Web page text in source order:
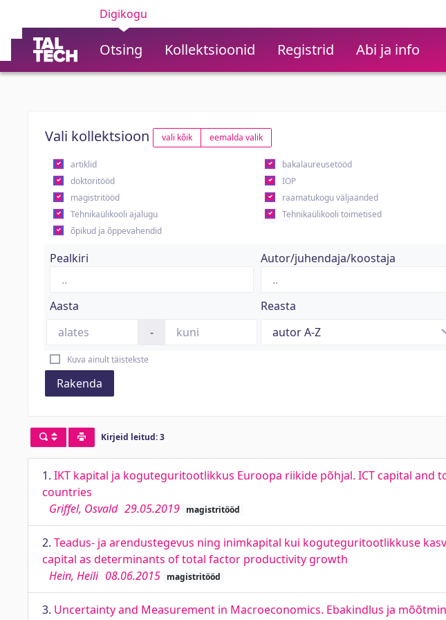
Digikogu
Otsing Kollektsioonid Registrid Abi ja info
Vali kollektsioon vali kõik eemalda valik
artiklid bakalaureusetööd
doktoritööd
IOP
magistritööd
raamatukogu väljaanded
Tehnikaülikooli ajalugu
Tehnikaülikooli toimetised
õpikud ja õppevahendid
Pealkiri Autor/juhendaja/koostaja
Aasta
-
Reasta
Kuva ainult täistekste
Rakenda
Kirjeid leitud: 3
1. IKT kapital ja koguteguritootlikkus Euroopa riikide põhjal. ICT capital and
countries
Griffel, Osvald 29.05.2019 magistritööd
2. Teadus- ja arendustegevus ning inimkapital kui koguteguritootlikkuse
capital as determinants of total factor productivity growth
Hein, Heili 08.06.2015 magistritööd
3. Uncertainty and Measurement in Macroeconomics. Ebakindlus ja